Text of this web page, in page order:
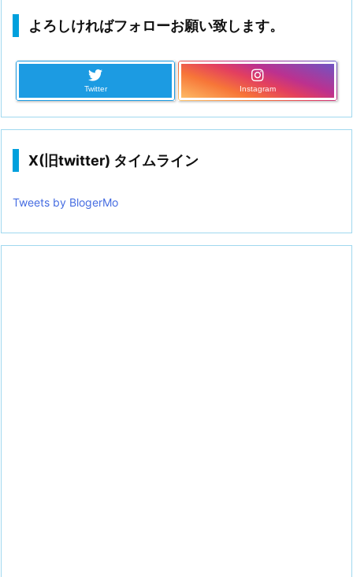
よろしければフォローお願い致します。
Twitter Instagram
X(旧twitter) タイムライン
Tweets by BlogerMo